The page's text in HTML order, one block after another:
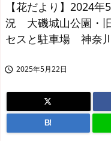
【花だより】2024
況 大磯城山公園・
セスと駐車場 神奈
 2025年5月22日
B!